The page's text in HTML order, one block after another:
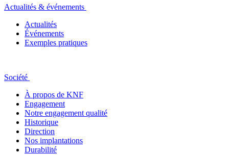
Actualités & événements
Actualités
Événements
Exemples pratiques
Société
À propos de KNF
Engagement
Notre engagement qualité
Historique
Direction
Nos implantations
Durabilité